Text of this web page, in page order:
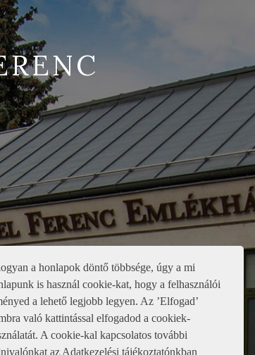
a honlapok döntő többsége, úgy a mi
is használ cookie-kat, hogy a felhasználói
a lehető legjobb legyen. Az ’Elfogad’
való kattintással elfogadod a cookiek-
A cookie-kal kapcsolatos további
az Adatkezelési tájékoztatónkban